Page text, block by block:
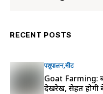
RECENT POSTS
पशुपालन मीट
Goat Farming:
देखरेख, सेहत होगी